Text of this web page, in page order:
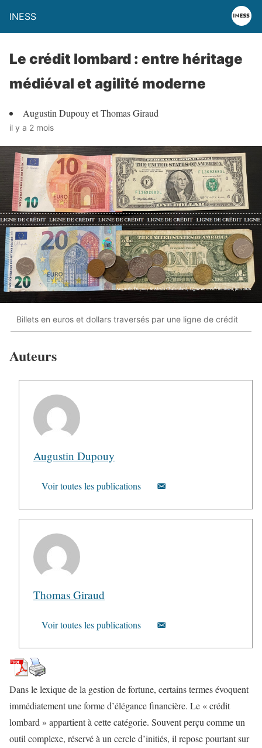
INESS
Le crédit lombard : entre héritage
médiéval et agilité moderne
Augustin Dupouy et Thomas Giraud
il y a 2 mois
Billets en euros et dollars traversés par une ligne de crédit
Auteurs
Augustin Dupouy
Voir toutes les publications
Thomas Giraud
Voir toutes les publications
Dans le lexique de la gestion de fortune, certains termes évoquent
immédiatement une forme d’élégance financière. Le « crédit
lombard » appartient à cette catégorie. Souvent perçu comme un
outil complexe, réservé à un cercle d’initiés, il repose pourtant sur